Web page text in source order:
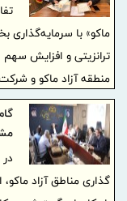
ماکو» با
ترانزیتی و افزایش سهم
منطقه آزاد ماکو و
گذاری مناطق آزاد